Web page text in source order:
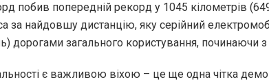
побив попередній рекорд у 1045 кілометрів
за найдовшу дистанцію, яку серійний
дорогами загального користування, починаючи
є важливою віхою – це ще одна чітка